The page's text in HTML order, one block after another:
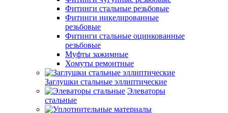
Фитинги стальные резьбовые
Фитинги никелированные
резьбовые
Фитинги стальные оцинкованные
резьбовые
Муфты зажимные
Хомуты ремонтные
Заглушки стальные эллиптические
Элеваторы
стальные